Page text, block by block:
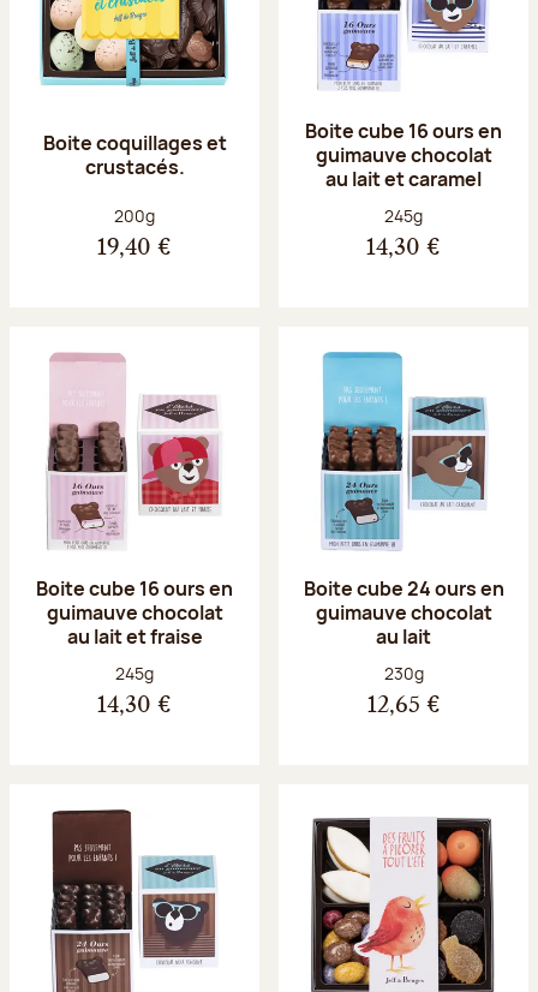
Boite coquillages et
crustacés.
Poids net :
200g
19,40 €
Boite cube 16 ours en
guimauve chocolat
au lait et caramel
Poids net :
245g
14,30 €
Boite cube 16 ours en
guimauve chocolat
au lait et fraise
Poids net :
245g
14,30 €
Boite cube 24 ours en
guimauve chocolat
au lait
Poids net :
230g
12,65 €